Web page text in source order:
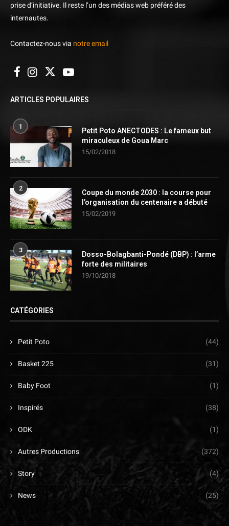
prise d’initiative. Il reste l’un des médias web préféré des
internautes.
Contactez-nous via notre email
ARTICLES POPULAIRES
1
Petit Poto ANECTODES : Le fameux but
miraculeux de Goua Marc
15/02/2018
2
Coupe du monde 2030 : la course pour
l’organisation du centenaire a débuté
15/02/2019
3
Dosso-Bolagbanti-Pondé (DBP) : l’arme
forte des militaires
19/10/2018
CATÉGORIES
Petit Poto (44)
Basket 225 (31)
Baby Foot (1)
Inspirés (38)
ODK (1)
Autres Productions (372)
Story (4)
News (25)